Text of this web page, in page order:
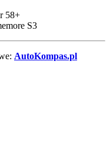
58+
S3
AutoKompas.pl